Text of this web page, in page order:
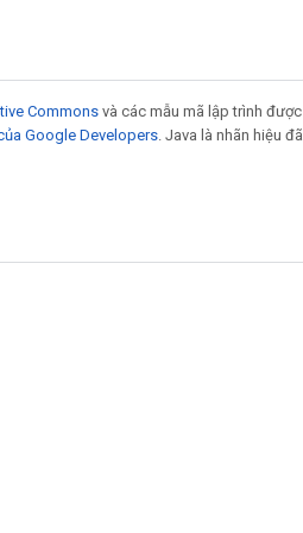
Commons và các mẫu mã lập trình được
Google Developers . Java là nhãn hiệu đã